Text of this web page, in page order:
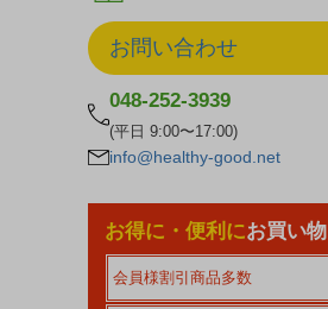
お問い合わせ
048-252-3939
(平日 9:00〜17:00)
info@healthy-good.net
お得に・便利にお買い物
会員様割引商品多数